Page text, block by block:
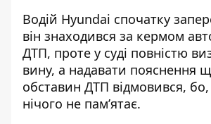
Водій Hyundai спочатку
він знаходився за кермом
ДТП, проте у суді повністю
вину, а надавати пояснення
обставин ДТП відмовився,
нічого не пам’ятає.